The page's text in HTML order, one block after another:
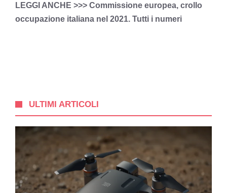
LEGGI ANCHE >>> Commissione europea, crollo
occupazione italiana nel 2021. Tutti i numeri
ULTIMI ARTICOLI